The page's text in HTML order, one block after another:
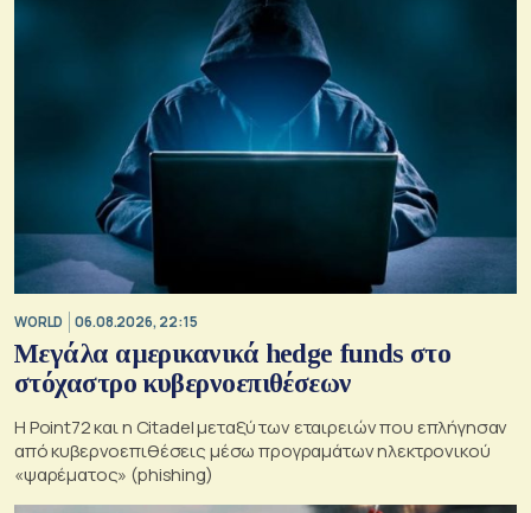
WORLD 06.08.2026, 22:15
Μεγάλα αμερικανικά hedge funds στο
στόχαστρο κυβερνοεπιθέσεων
Η Point72 και η Citadel μεταξύ των εταιρειών που επλήγησαν
από κυβερνοεπιθέσεις μέσω προγραμάτων ηλεκτρονικού
«ψαρέματος» (phishing)